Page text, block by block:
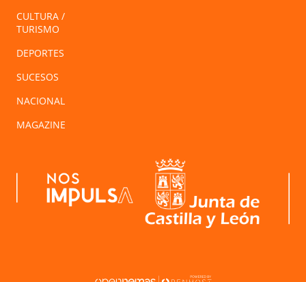
CULTURA /
TURISMO
DEPORTES
SUCESOS
NACIONAL
MAGAZINE